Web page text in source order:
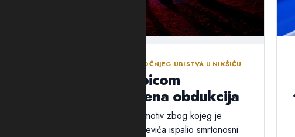
NASTAVLJENA ISTRAGA NAKON SINOĆNJEG UBISTVA U NIKŠIĆU
Policija traga za ubicom
Mrvaljevića, naložena obdukcija
Ni nakon 18 sati nije utvrđen ni motiv zbog kojeg je
ubica, navodno, u potiljak Mrvaljevića ispalio smrtonosni